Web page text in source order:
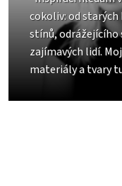
cokoliv: od starých
stínů, odrážejícího
zajímavých lidí.
materiály a tvary